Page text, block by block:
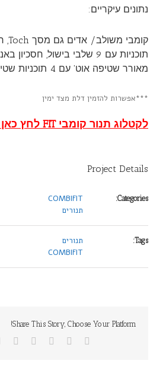
נתונים עיקריים:
מאורר שטיפה אוט' עם 4 תוכניות שטיפה.
***אפשרות להזמין דלת מצד ימין
לקטלוג תנור קומבי FIT לחץ כאן
Project Details
Categories:
COMBIFIT
תנורים
Tags:
תנורים
COMBIFIT
Share This Story, Choose Your Platform!